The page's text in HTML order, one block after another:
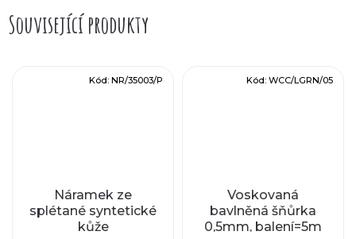
Související produkty
Náramek ze
splétané syntetické
kůže
Kód: NR/35003/P
Voskovaná
bavlněná šňůrka
0,5mm, balení=5m
Kód: WCC/LGRN/05